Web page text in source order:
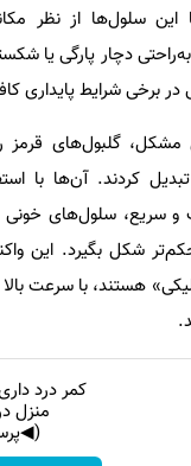
سلول‌ها از نظر
دچار پارگی یا
برخی شرایط پایداری
گلبول‌های قرمز
کردند. آن‌ها با
و سریع، سلول‌های خونی
شکل بگیرد. این
هستند، با سرعت
کمر درد
منزل